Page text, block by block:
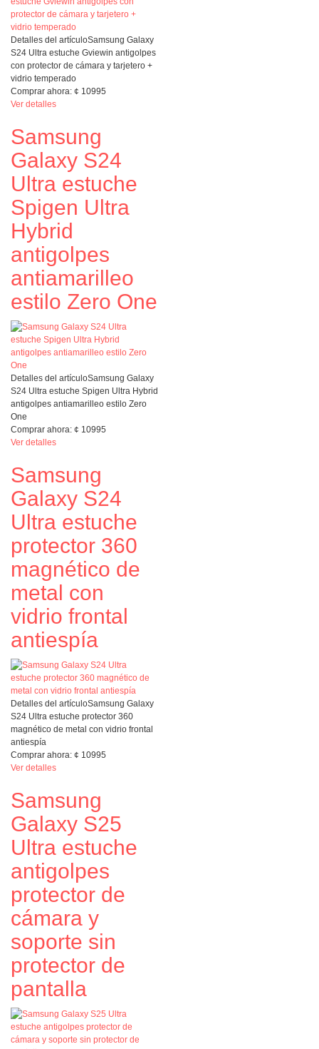
Detalles del artículoSamsung Galaxy
S24 Ultra estuche Gviewin antigolpes
con protector de cámara y tarjetero +
vidrio temperado
Comprar ahora: ¢ 10995
Ver detalles
Samsung
Galaxy S24
Ultra estuche
Spigen Ultra
Hybrid
antigolpes
antiamarilleo
estilo Zero One
Detalles del artículoSamsung Galaxy
S24 Ultra estuche Spigen Ultra Hybrid
antigolpes antiamarilleo estilo Zero
One
Comprar ahora: ¢ 10995
Ver detalles
Samsung
Galaxy S24
Ultra estuche
protector 360
magnético de
metal con
vidrio frontal
antiespía
Detalles del artículoSamsung Galaxy
S24 Ultra estuche protector 360
magnético de metal con vidrio frontal
antiespía
Comprar ahora: ¢ 10995
Ver detalles
Samsung
Galaxy S25
Ultra estuche
antigolpes
protector de
cámara y
soporte sin
protector de
pantalla